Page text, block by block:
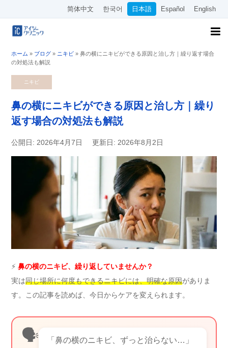
简体中文 한국어 日本語 Español English
ホーム » ブログ » ニキビ » 鼻の横にニキビができる原因と治し方｜繰り返す場合
の対処法も解説
ニキビ
鼻の横にニキビができる原因と治し方｜繰り
返す場合の対処法も解説
公開日: 2026年4月7日 更新日: 2026年8月2日
⚡ 鼻の横のニキビ、繰り返していませんか？
実は同じ場所に何度もできるニキビには、明確な原因がありま
す。この記事を読めば、今日からケアを変えられます。
🗣️
「鼻の横のニキビ、ずっと治らない…」